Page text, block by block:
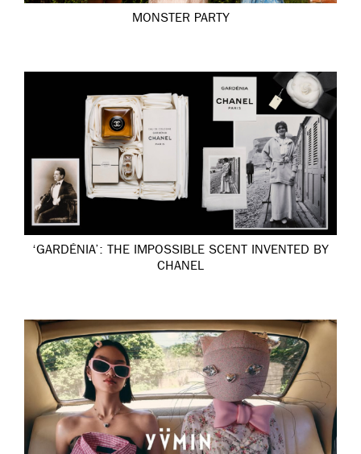
MONSTER PARTY
‘GARDÉNIA’: THE IMPOSSIBLE SCENT INVENTED BY
CHANEL